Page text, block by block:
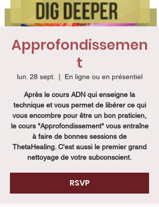
Approfondissemen
t
lun. 28 sept. En ligne ou en présentiel
Après le cours ADN qui enseigne la
technique et vous permet de libérer ce qui
vous encombre pour être un bon praticien,
le cours "Approfondissement" vous entraîne
à faire de bonnes sessions de
ThetaHealing. C'est aussi le premier grand
nettoyage de votre subconscient.
RSVP